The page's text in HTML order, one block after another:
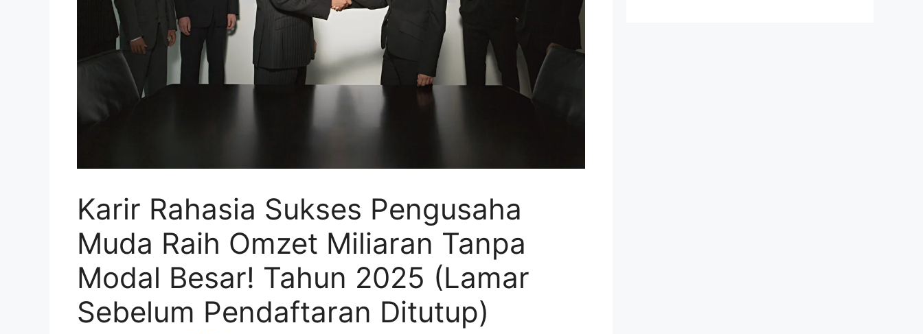
Karir Rahasia Sukses Pengusaha
Muda Raih Omzet Miliaran Tanpa
Modal Besar! Tahun 2025 (Lamar
Sebelum Pendaftaran Ditutup)